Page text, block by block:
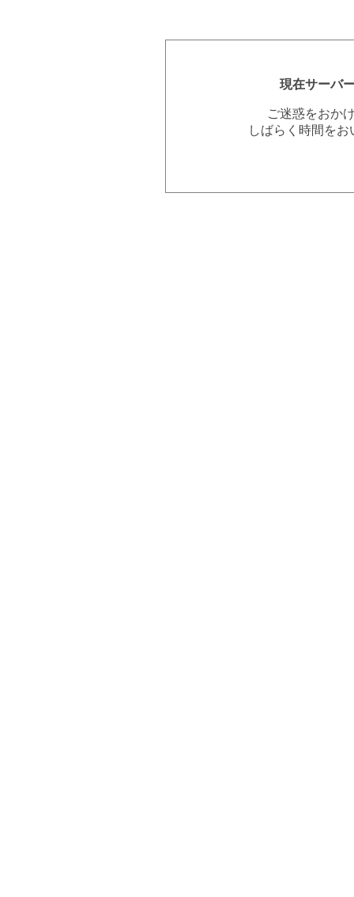
現在サーバ
ご迷惑をおか
しばらく時間を